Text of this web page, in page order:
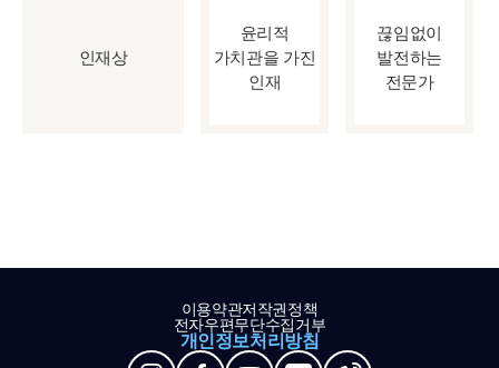
인재상
윤리적
가치관을 가진
인재
끊임없이
발전하는
전문가
이용약관저작권정책
전자우편무단수집거부
개인정보처리방침